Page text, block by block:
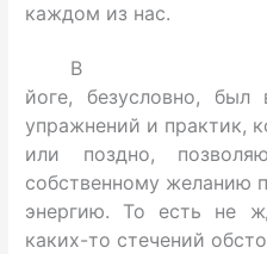
каждом из нас.
В
йоге, безусловно,
упражнений и практик,
или поздно,
собственному желанию
энергию. То есть не
каких-то стечений